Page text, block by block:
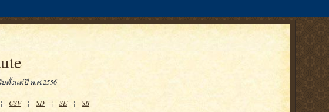
บตั้งแต่ปี พ.ศ.2556
CSV¦ SD ¦ SE¦ SB